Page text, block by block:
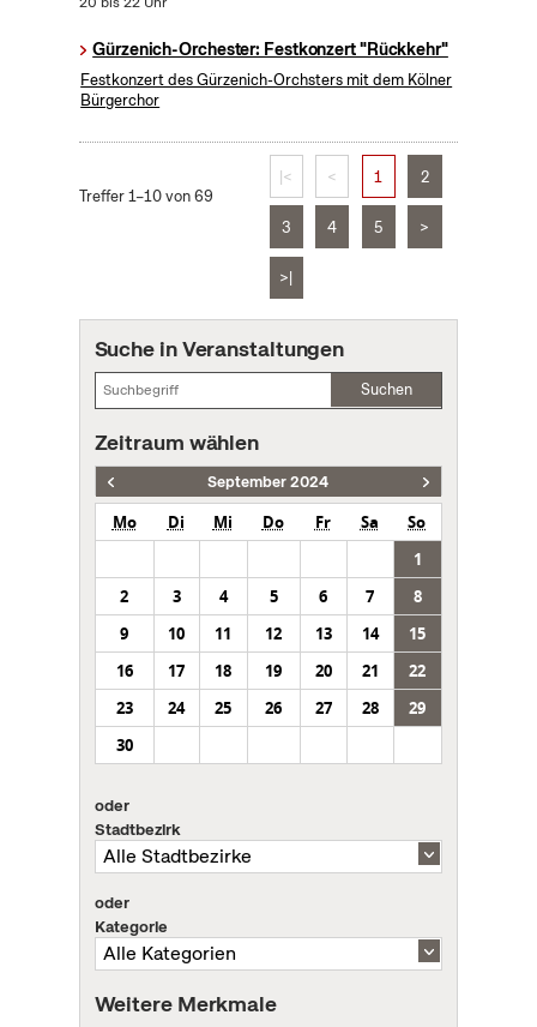
Gürzenich-Orchester: Festkonzert "Rückkehr"
Festkonzert des Gürzenich-Orchsters mit dem Kölner
Bürgerchor
Treffer 1–10 von 69
|< < 1 2
3 4 5 >
>|
Suche in Veranstaltungen
Suchen
Zeitraum wählen
September 2024
Mo Di Mi Do Fr Sa
So
1
2
3 4 5 6 7
8
9
10 11 12 13 14
15
16
17 18 19 20 21
22
23
24 25 26 27 28
29
30
oder
Stadtbezirk
oder
Kategorie
Weitere Merkmale